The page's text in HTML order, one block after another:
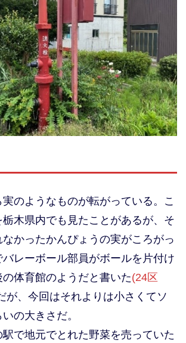
のようなものが転がっている。こ
木県内でも見たことがあるが、そ
かったかんぴょうの実がころがっ
レーボール部員がボールを片付け
体育館のようだと書いた(24区
が、今回はそれよりは小さくてソ
の大きさだ。
で地元でとれた野菜を売っていた